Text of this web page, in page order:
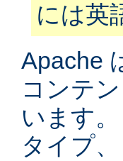
には英
Apache
コンテ
います
タイプ